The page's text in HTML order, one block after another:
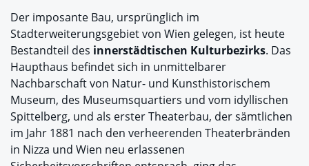
Der imposante Bau, ursprünglich im
Stadterweiterungsgebiet von Wien gelegen, ist heute
Bestandteil des innerstädtischen Kulturbezirks. Das
Haupthaus befindet sich in unmittelbarer
Nachbarschaft von Natur- und Kunsthistorischem
Museum, des Museumsquartiers und vom idyllischen
Spittelberg, und als erster Theaterbau, der sämtlichen
im Jahr 1881 nach den verheerenden Theaterbränden
in Nizza und Wien neu erlassenen